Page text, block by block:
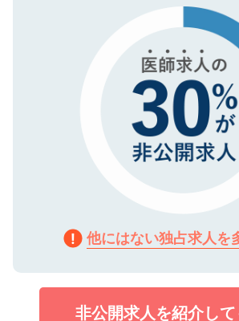
で、機密保持に関してもご
他にはない独占求人を
非公開求人を紹介して